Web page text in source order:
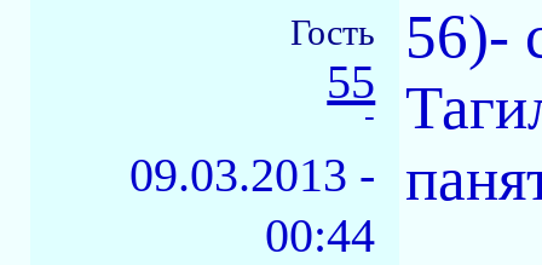
Гость
55
-
09.03.2013 -
00:44
56)-